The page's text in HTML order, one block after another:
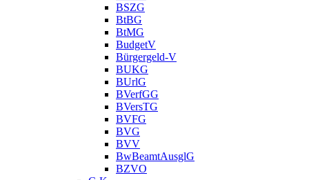
BSZG
BtBG
BtMG
BudgetV
Bürgergeld-V
BUKG
BUrlG
BVerfGG
BVersTG
BVFG
BVG
BVV
BwBeamtAusglG
BZVO